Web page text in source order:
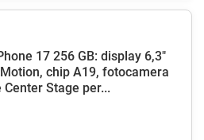
17 256 GB: display 6,3"
chip A19, fotocamera
Stage per...